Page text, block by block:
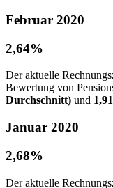
Februar 2020
2,64%
Der aktuelle
Bewertung von
Durchschnitt) und
Januar 2020
2,68%
Der aktuelle